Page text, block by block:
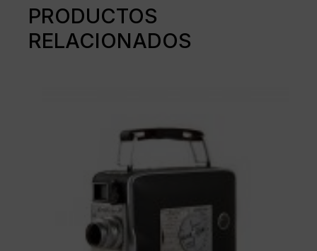
PRODUCTOS
RELACIONADOS